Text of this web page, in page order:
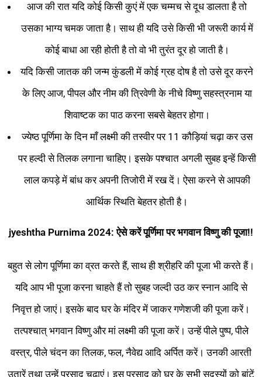
आज की रात यदि कोई किसी कुएं में एक चम्‍मच से दूध डालता है तो
उसका भाग्‍य चमक जाता है। साथ ही यदि उसे किसी भी जरूरी कार्य में
कोई बाधा आ रही होती है तो वो भी तुरंत दूर हो जाती है।
यदि किसी जातक की जन्म कुंडली में कोई ग्रह दोष है तो उसे दूर करने
के लिए आज, पीपल और नीम की त्रिवेणी के नीचे विष्णु सहस्त्रनाम या
शिवाष्टक का पाठ करना सबसे बेहतर होगा।
ज्येष्ठ पूर्णिमा के दिन माँ लक्ष्‍मी की तस्वीर पर 11 कौड़ियां चढ़ा कर उस
पर हल्‍दी से तिलक लगाना चाहिए। इसके पश्चात अगली सुबह इन्‍हें किसी
लाल कपड़े में बांध कर अपनी तिजोरी में रख दें। ऐसा करने से आपकी
आर्थिक स्थिति बेहतर होती है।
jyeshtha Purnima 2024: ऐसेकरेंपूर्णिमापरभगवानविष्णुकीपूजा!!
बहुत से लोग पूर्णिमा का व्रत करते हैं, साथ ही श्रीहरि की पूजा भी करते हैं।
यदि आप भी पूजा करना चाहते हैं तो सुबह जल्दी उठ कर स्नान आदि से
निवृत्त हो जाएं। इसके बाद घर के मंदिर में जाकर गणेशजी की पूजा करें।
तत्पश्चात् भगवान विष्णु और मां लक्ष्मी की पूजा करें। उन्हें पीले पुष्प, पीले
वस्त्र, पीले चंदन का तिलक, फल, नैवेद्य आदि अर्पित करें। उनकी आरती
उतारें तथा उन्हें प्रसाद चढ़ाएं। इस प्रसाद को घर के सभी सदस्यों को बांटें